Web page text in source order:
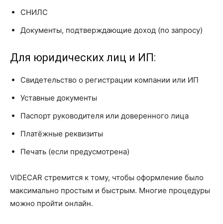
СНИЛС
Документы, подтверждающие доход (по запросу)
Для юридических лиц и ИП:
Свидетельство о регистрации компании или ИП
Уставные документы
Паспорт руководителя или доверенного лица
Платёжные реквизиты
Печать (если предусмотрена)
VIDECAR стремится к тому, чтобы оформление было
максимально простым и быстрым. Многие процедуры
можно пройти онлайн.